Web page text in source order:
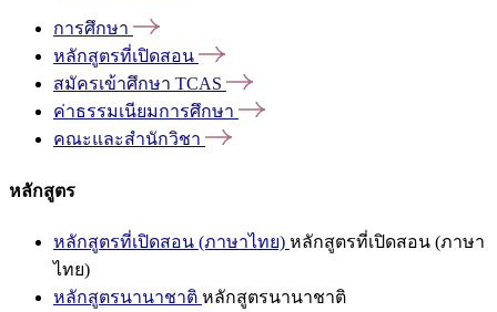
การศึกษา
หลักสูตรที่เปิดสอน
สมัครเข้าศึกษา TCAS
ค่าธรรมเนียมการศึกษา
คณะและสำนักวิชา
หลักสูตร
หลักสูตรที่เปิดสอน (ภาษาไทย) หลักสูตรที่เปิดสอน (ภาษา
ไทย)
หลักสูตรนานาชาติ หลักสูตรนานาชาติ